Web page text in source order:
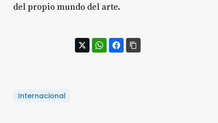
del propio mundo del arte.
Internacional